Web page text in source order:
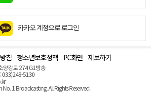
카카오 계정으로 로그인
침 청소년보호정책 PC화면 제보하기
양강로 274 G1방송
033)248-5130
1 Broadcasting. All Rights Reserved.